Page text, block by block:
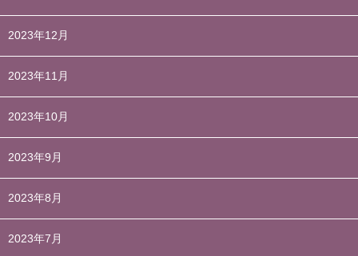
2023年12月
2023年11月
2023年10月
2023年9月
2023年8月
2023年7月